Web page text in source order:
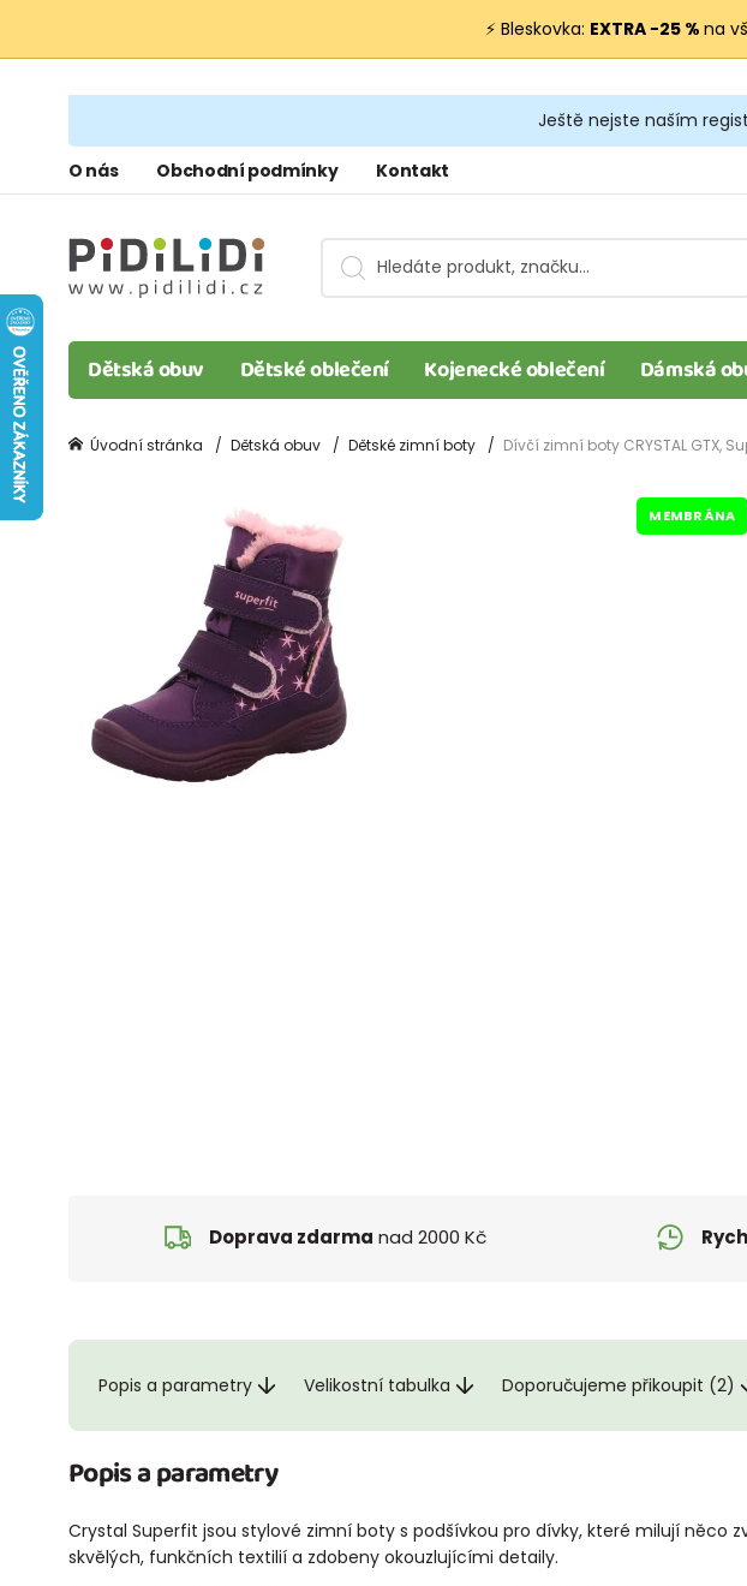
⚡ Bleskovka: EXTRA −25 % na
Ještě nejste naším
O nás Obchodní podmínky Kontakt
Dětská obuv Dětské oblečení Kojenecké oblečení Dámská
Úvodní stránka Dětská obuv Dětské zimní boty Dívčí zimní boty CRYSTAL GTX,
MEMBRÁNA
Doprava zdarma nad 2000 Kč
Popis a parametry Velikostní tabulka Doporučujeme přikoupit (2)
Popis a parametry
Crystal Superfit jsou stylové zimní boty s podšívkou pro dívky, které milují něco
skvělých, funkčních textilií a zdobeny okouzlujícími detaily.